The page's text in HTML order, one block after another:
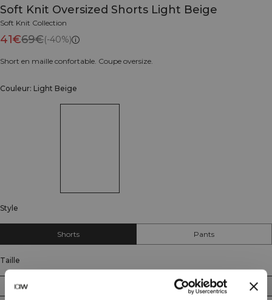
Soft Knit Oversized Shorts Light Beige
Soft Knit Collection
41€69€(-40%)
Short en maille confortable. Coupe oversize.
Couleur: Light Beige
Style
Shorts Pants
Taille
XS XL XXL